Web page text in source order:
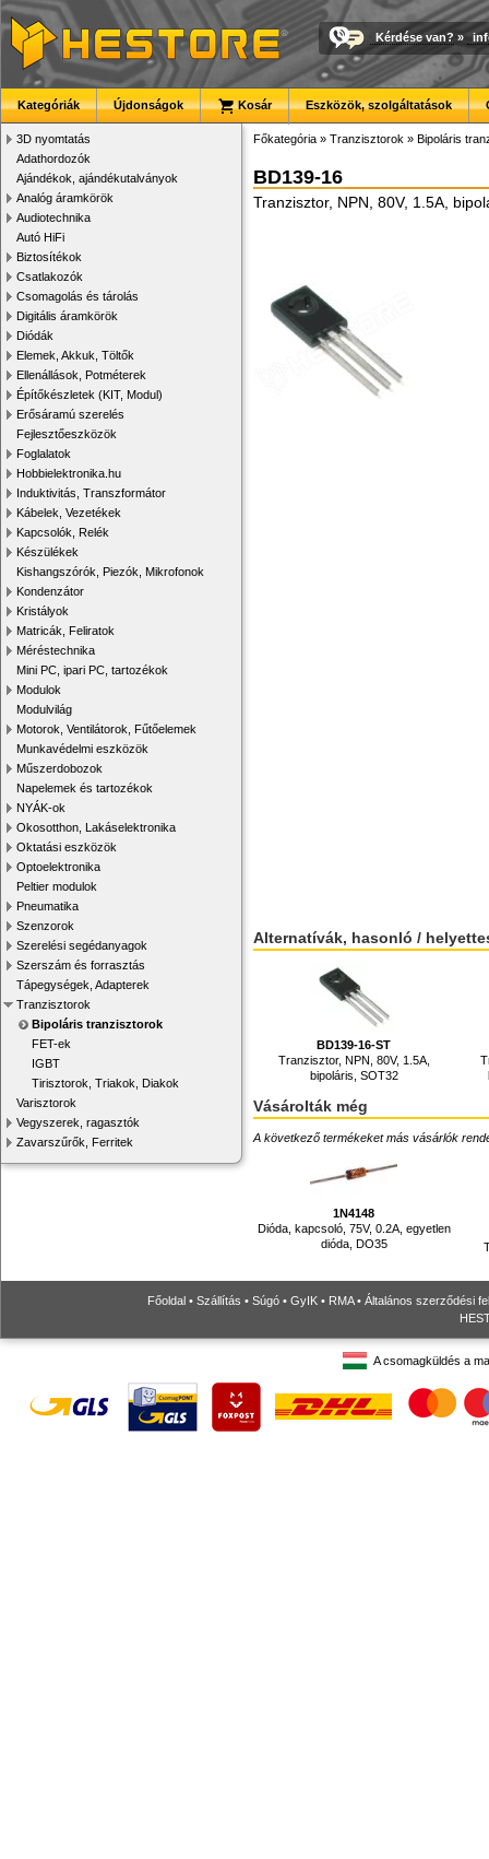
Kérdése van? »
Kategóriák Újdonságok Kosár Eszközök, szolgáltatások
3D nyomtatás
Adathordozók
Ajándékok, ajándékutalványok
Analóg áramkörök
Audiotechnika
Autó HiFi
Biztosítékok
Csatlakozók
Csomagolás és tárolás
Digitális áramkörök
Diódák
Elemek, Akkuk, Töltők
Ellenállások, Potméterek
Építőkészletek (KIT, Modul)
Erősáramú szerelés
Fejlesztőeszközök
Foglalatok
Hobbielektronika.hu
Induktivitás, Transzformátor
Kábelek, Vezetékek
Kapcsolók, Relék
Készülékek
Kishangszórók, Piezók, Mikrofonok
Kondenzátor
Kristályok
Matricák, Feliratok
Méréstechnika
Mini PC, ipari PC, tartozékok
Modulok
Modulvilág
Motorok, Ventilátorok, Fűtőelemek
Munkavédelmi eszközök
Műszerdobozok
Napelemek és tartozékok
NYÁK-ok
Okosotthon, Lakáselektronika
Oktatási eszközök
Optoelektronika
Peltier modulok
Pneumatika
Szenzorok
Szerelési segédanyagok
Szerszám és forrasztás
Tápegységek, Adapterek
Tranzisztorok
Bipoláris tranzisztorok
FET-ek
IGBT
Tirisztorok, Triakok, Diakok
Varisztorok
Vegyszerek, ragasztók
Zavarszűrők, Ferritek
Főkategória » Tranzisztorok » Bipoláris
BD139-16
Tranzisztor, NPN, 80V, 1.5A,
Alternatívák, hasonló /
BD139-16-ST
Tranzisztor, NPN, 80V, 1.5A,
bipoláris, SOT32
Vásárolták még
A következő termékeket más vásárlók
1N4148
Dióda, kapcsoló, 75V, 0.2A, egyetlen
dióda, DO35
Főoldal • Szállítás • Súgó • GyIK • RMA• Általános szerződési
A csomagküldés a